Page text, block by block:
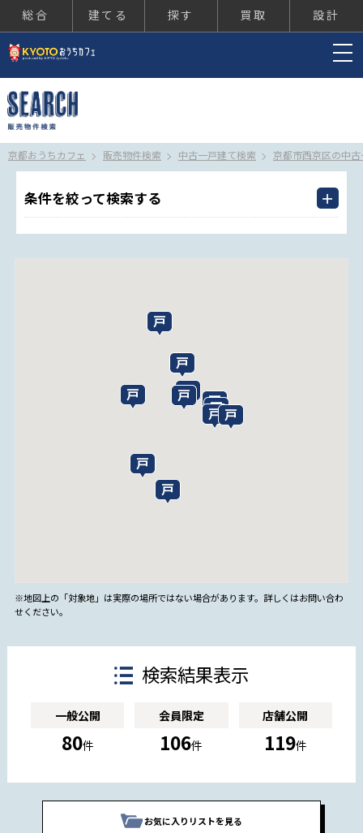
総合 建てる 探す 買取 設計
京都おうちカフェ 販売物件検索 中古一戸建て検索 京都市西京区の中
条件を絞って検索する
※地図上の「対象地」は実際の場所ではない場合があります。詳しくはお問い合わ
せください。
検索結果表示
一般公開
80件
会員限定
106件
店舗公開
119件
お気に入りリストを見る